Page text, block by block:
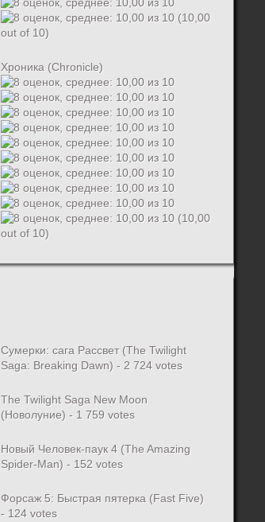
(10,00
out of 10)
Хроника (Chronicle)
(10,00
out of 10)
Сумерки: cага Рассвет (The Twilight
Saga: Breaking Dawn) - 2 724 votes
The Twilight Saga New Moon
(Новолуние) - 1 759 votes
Новый Человек-паук 4 (The Amazing
Spider-Man) - 152 votes
Форсаж 5: Быстрая пятерка (Fast Five)
- 124 votes